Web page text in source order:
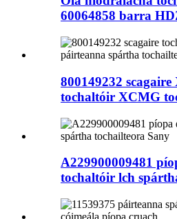
60064858 barra
800149232 scagaire
tochaltóir XCMG
A229900009481
tochaltóir lch